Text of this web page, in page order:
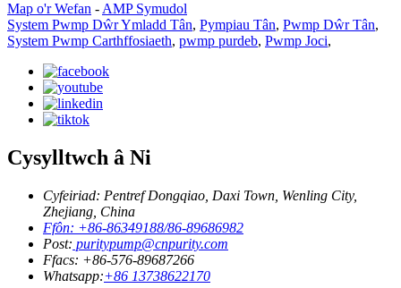
Map o'r Wefan - AMP Symudol
System Pwmp Dŵr Ymladd Tân, Pympiau Tân, Pwmp Dŵr Tân,
System Pwmp Carthffosiaeth, pwmp purdeb, Pwmp Joci,
Cysylltwch â Ni
Cyfeiriad: Pentref Dongqiao, Daxi Town, Wenling City,
Zhejiang, China
Ffôn: +86-86349188/86-89686982
Post: puritypump@cnpurity.com
Ffacs: +86-576-89687266
Whatsapp:+86 13738622170